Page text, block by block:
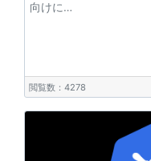
向けに…
閲覧数：4278